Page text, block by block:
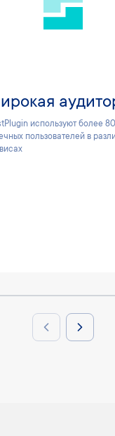
используют более
пользователей в
Previous slideNext slide